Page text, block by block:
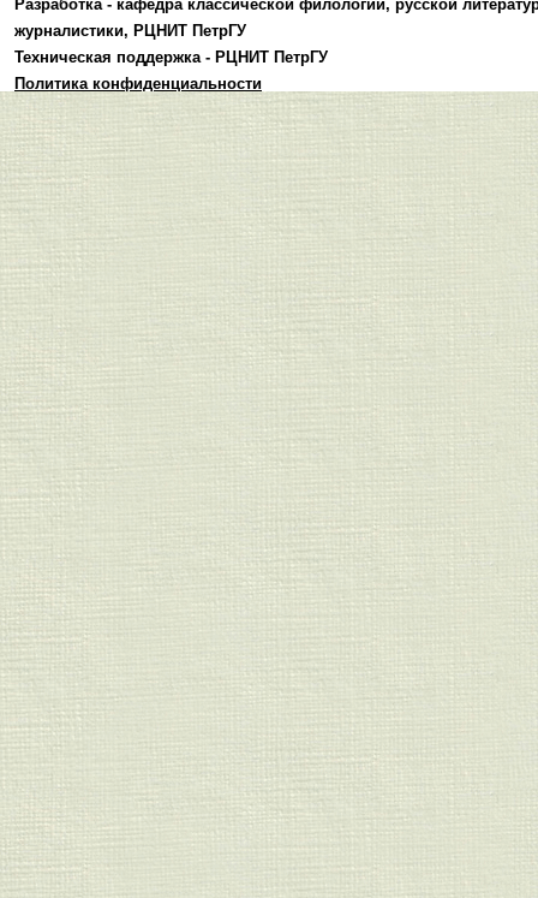
Разработка - кафедра классической филологии, русской
журналистики, РЦНИТ ПетрГУ
Техническая поддержка - РЦНИТ ПетрГУ
Политика конфиденциальности